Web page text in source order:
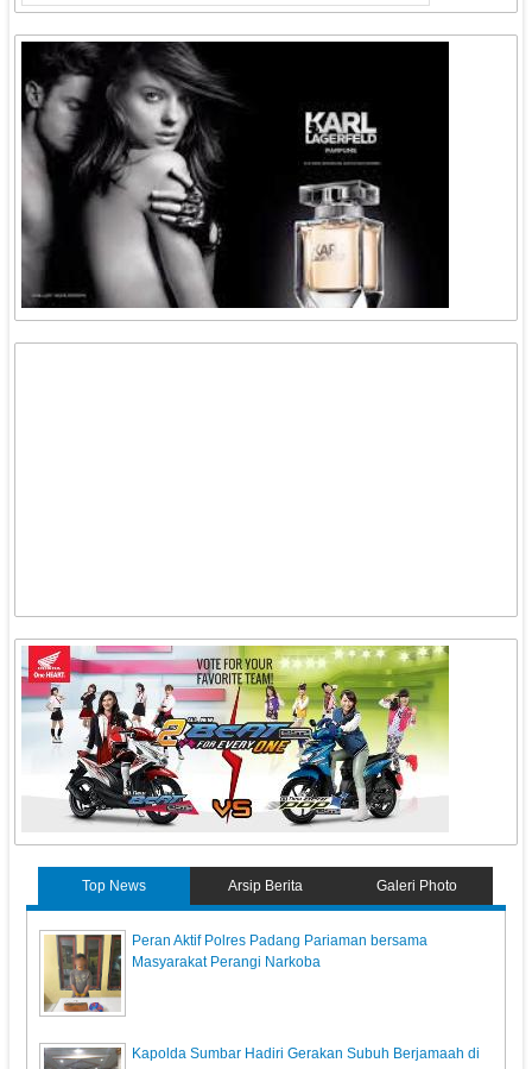
Top News Arsip Berita Galeri Photo
Peran Aktif Polres Padang Pariaman bersama
Masyarakat Perangi Narkoba
Kapolda Sumbar Hadiri Gerakan Subuh Berjamaah di